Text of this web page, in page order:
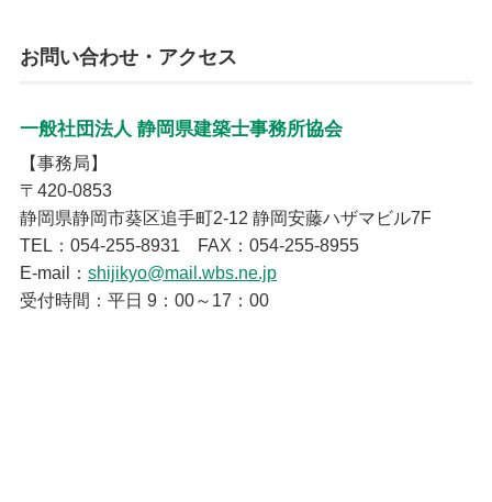
お問い合わせ・アクセス
一般社団法人 静岡県建築士事務所協会
【事務局】
〒420-0853
静岡県静岡市葵区追手町2-12 静岡安藤ハザマビル7F
TEL：054-255-8931 FAX：054-255-8955
E-mail： shijikyo@mail.wbs.ne.jp
受付時間：平日 9：00～17：00